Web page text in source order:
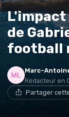
de
football
Marc-
Rédacteur en
Partager
* En
de Sports